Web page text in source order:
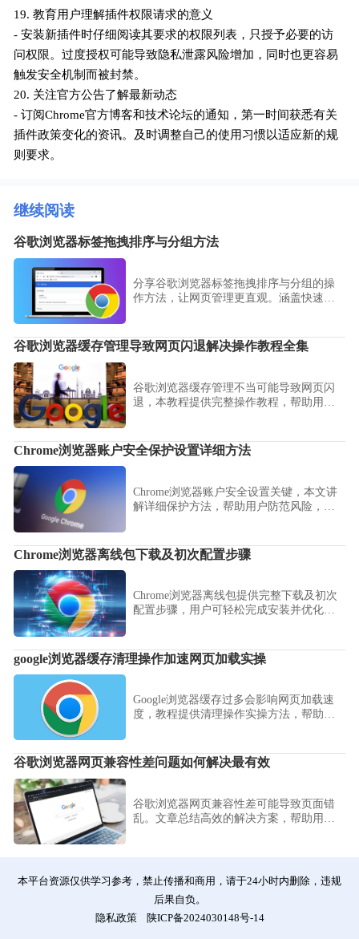
19. 教育用户理解插件权限请求的意义
- 安装新插件时仔细阅读其要求的权限列表，只授予必要的访
问权限。过度授权可能导致隐私泄露风险增加，同时也更容易
触发安全机制而被封禁。
20. 关注官方公告了解最新动态
- 订阅Chrome官方博客和技术论坛的通知，第一时间获悉有关
插件政策变化的资讯。及时调整自己的使用习惯以适应新的规
则要求。
继续阅读
谷歌浏览器标签拖拽排序与分组方法
分享谷歌浏览器标签拖拽排序与分组的操
作方法，让网页管理更直观。涵盖快速调
谷歌浏览器缓存管理导致网页闪退解决操作教程全集
谷歌浏览器缓存管理不当可能导致网页闪
退，本教程提供完整操作教程，帮助用户
Chrome浏览器账户安全保护设置详细方法
Chrome浏览器账户安全设置关键，本文讲
解详细保护方法，帮助用户防范风险，保
Chrome浏览器离线包下载及初次配置步骤
Chrome浏览器离线包提供完整下载及初次
配置步骤，用户可轻松完成安装并优化功
google浏览器缓存清理操作加速网页加载实操
Google浏览器缓存过多会影响网页加载速
度，教程提供清理操作实操方法，帮助用
谷歌浏览器网页兼容性差问题如何解决最有效
谷歌浏览器网页兼容性差可能导致页面错
乱。文章总结高效的解决方案，帮助用户
本平台资源仅供学习参考，禁止传播和商用，请于24小时内删除，违规
后果自负。
隐私政策
陕ICP备2024030148号-14